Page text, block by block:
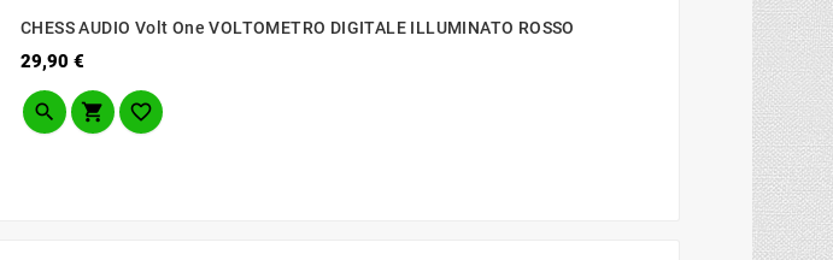
CHESS AUDIO Volt One VOLTOMETRO DIGITALE ILLUMINATO ROSSO
29,90 €Prezzo
  